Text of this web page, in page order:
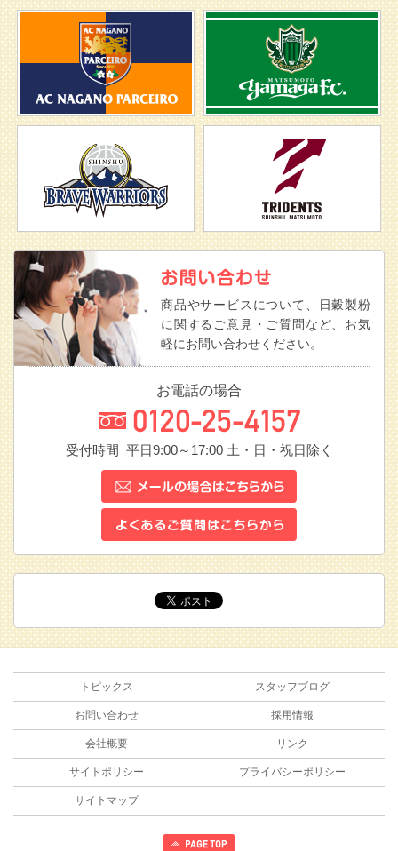
商品やサービスについて、日穀製粉
に関するご意見・ご質問など、お気
軽にお問い合わせください。
お電話の場合
受付時間 平日9:00～17:00土・日・祝日除く
トピックス スタッフブログ
お問い合わせ 採用情報
会社概要 リンク
サイトポリシー プライバシーポリシー
サイトマップ